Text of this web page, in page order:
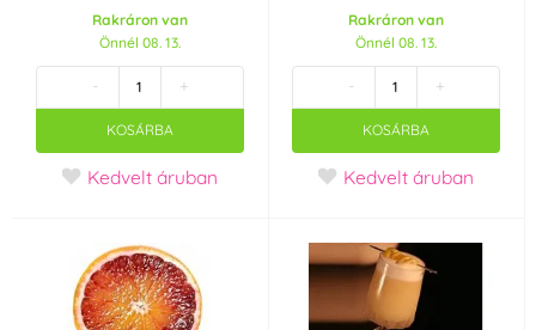
Rakráron van
Önnél 08. 13.
- +
KOSÁRBA
Kedvelt áruban
Rakráron van
Önnél 08. 13.
- +
KOSÁRBA
Kedvelt áruban